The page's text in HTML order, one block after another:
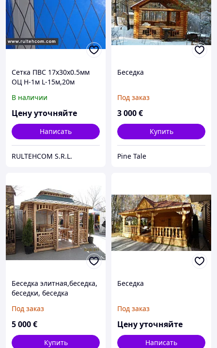
Сетка ПВС 17х30x0.5мм
ОЦ Н-1м L-15м,20м
В наличии
Цену уточняйте
Написать
RULTEHCOM S.R.L.
Беседка
Под заказ
3 000€
Купить
Pine Tale
Беседка элитная,беседка,
беседки, беседка
дерева, беседка для сада
Под заказ
5 000€
Купить
Беседка
Под заказ
Цену уточняйте
Написать